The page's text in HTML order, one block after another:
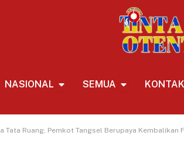
NASIONAL SEMUA
Tata Ruang, Pemkot Tangsel Berupaya Kembalikan